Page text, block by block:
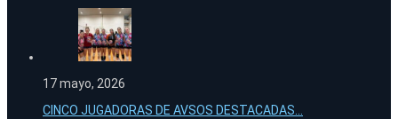
17 mayo, 2026
CINCO JUGADORAS DE AVSOS DESTACADAS...